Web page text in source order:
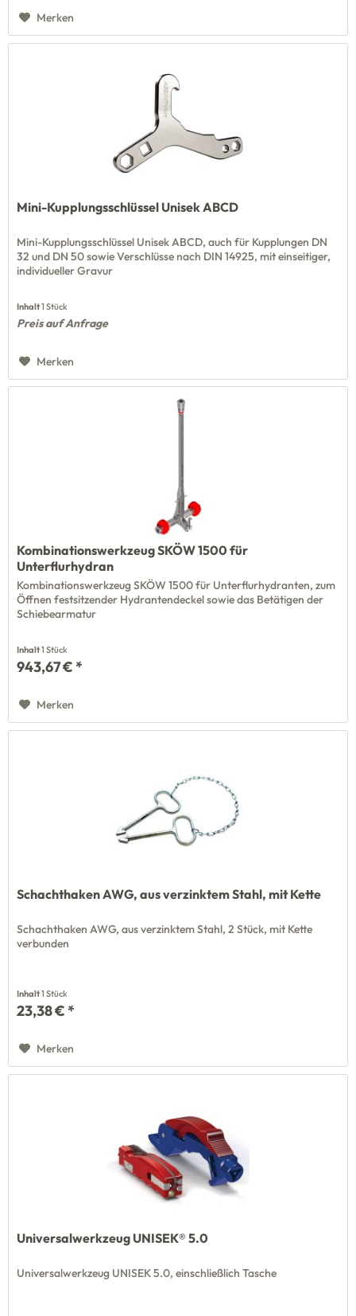
Merken
Mini-Kupplungsschlüssel Unisek ABCD
Mini-Kupplungsschlüssel Unisek ABCD, auch für Kupplungen DN
32 und DN 50 sowie Verschlüsse nach DIN 14925, mit einseitiger,
individueller Gravur
Inhalt1 Stück
Preis auf Anfrage
Merken
Kombinationswerkzeug SKÖW 1500 für
Unterflurhydran
Kombinationswerkzeug SKÖW 1500 für Unterflurhydranten, zum
Öffnen festsitzender Hydrantendeckel sowie das Betätigen der
Schiebearmatur
Inhalt1 Stück
943,67 € *
Merken
Schachthaken AWG, aus verzinktem Stahl, mit Kette
Schachthaken AWG, aus verzinktem Stahl, 2 Stück, mit Kette
verbunden
Inhalt1 Stück
23,38 € *
Merken
Universalwerkzeug UNISEK® 5.0
Universalwerkzeug UNISEK 5.0, einschließlich Tasche